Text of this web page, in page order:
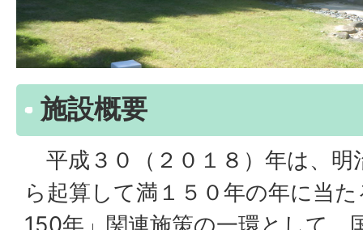
施設概要
平成３０（２０１８）年は、明
ら起算して満１５０年の年に当